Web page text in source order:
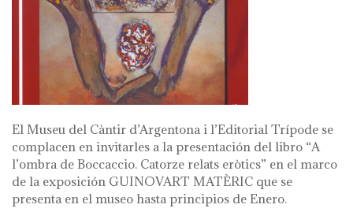
El Museu del Càntir d’Argentona i l’Editorial Trípode se
complacen en invitarles a la presentación del libro “A
l’ombra de Boccaccio. Catorze relats eròtics” en el marco
de la exposición GUINOVART MATÈRIC que se
presenta en el museo hasta principios de Enero.